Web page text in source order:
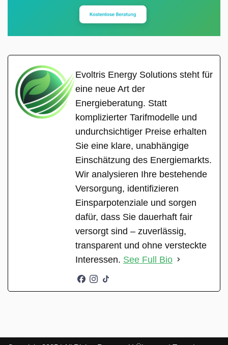
Evoltris Energy Solutions steht für
eine neue Art der
Energieberatung. Statt
komplizierter Tarifmodelle und
undurchsichtiger Preise erhalten
Sie eine klare, unabhängige
Einschätzung des Energiemarkts.
Wir analysieren Ihre bestehende
Versorgung, identifizieren
Einsparpotenziale und sorgen
dafür, dass Sie dauerhaft fair
versorgt sind – zuverlässig,
transparent und ohne versteckte
Interessen. See Full Bio